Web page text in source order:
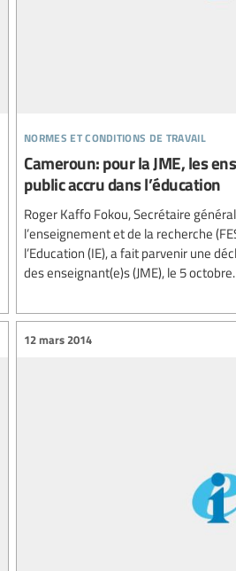
normes et conditions de travail
Cameroun: pour la JME, les
public accru dans l’éducation
Roger Kaffo Fokou, Secrétaire
l’enseignement et de la recherche
l’Education (IE), a fait parvenir une
des enseignant(e)s (JME), le 5 octobre.
12 mars 2014